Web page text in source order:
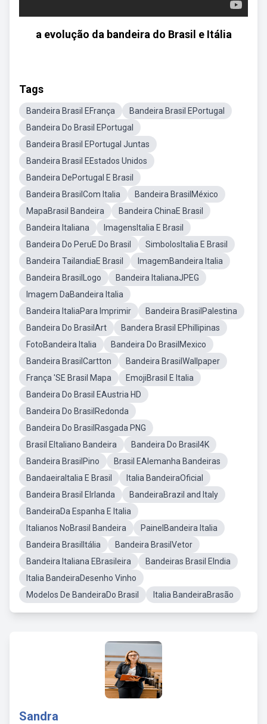
a evolução da bandeira do Brasil e Itália
Tags
Bandeira Brasil EFrança
Bandeira Brasil EPortugal
Bandeira Do Brasil EPortugal
Bandeira Brasil EPortugal Juntas
Bandeira Brasil EEstados Unidos
Bandeira DePortugal E Brasil
Bandeira BrasilCom Italia
Bandeira BrasilMéxico
MapaBrasil Bandeira
Bandeira ChinaE Brasil
Bandeira Italiana
ImagensItalia E Brasil
Bandeira Do PeruE Do Brasil
SimbolosItalia E Brasil
Bandeira TailandiaE Brasil
ImagemBandeira Italia
Bandeira BrasilLogo
Bandeira ItalianaJPEG
Imagem DaBandeira Italia
Bandeira ItaliaPara Imprimir
Bandeira BrasilPalestina
Bandeira Do BrasilArt
Bandera Brasil EPhillipinas
FotoBandeira Italia
Bandeira Do BrasilMexico
Bandeira BrasilCartton
Bandeira BrasilWallpaper
França 'SE Brasil Mapa
EmojiBrasil E Italia
Bandeira Do Brasil EAustria HD
Bandeira Do BrasilRedonda
Bandeira Do BrasilRasgada PNG
Brasil EItaliano Bandeira
Bandeira Do Brasil4K
Bandeira BrasilPino
Brasil EAlemanha Bandeiras
BandaeiraItalia E Brasil
Italia BandeiraOficial
Bandeira Brasil EIrlanda
BandeiraBrazil and Italy
BandeiraDa Espanha E Italia
Italianos NoBrasil Bandeira
PainelBandeira Italia
Bandeira BrasilItália
Bandeira BrasilVetor
Bandeira Italiana EBrasileira
Bandeiras Brasil EIndia
Italia BandeiraDesenho Vinho
Modelos De BandeiraDo Brasil
Italia BandeiraBrasão
Sandra